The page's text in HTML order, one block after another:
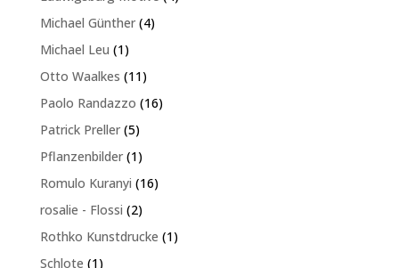
Michael Günther 44
Michael Leu 11
Produkt
Otto Waalkes 1111
Produkte
Paolo Randazzo 1616
Patrick Preller 55
Produkte
Pflanzenbilder 11
Produkt
Romulo Kuranyi 1616
rosalie - Flossi 22
Produkte
Rothko Kunstdrucke 11
Schlote 11